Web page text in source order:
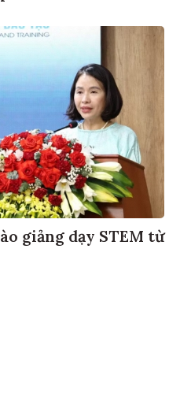
giảng dạy STEM từ